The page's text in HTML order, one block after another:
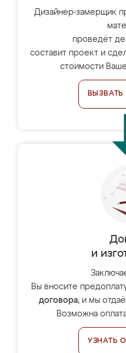
Дизайнер-замерщик
проведёт
составит проект и
стоимости
и
Вы вносите
договора, и мы
Возможна
УЗНАТЬ